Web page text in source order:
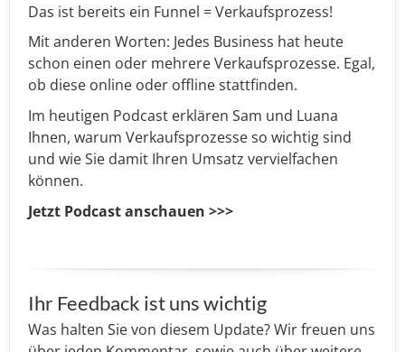
Das ist bereits ein Funnel = Verkaufsprozess!
Mit anderen Worten: Jedes Business hat heute
schon einen oder mehrere Verkaufsprozesse. Egal,
ob diese online oder offline stattfinden.
Im heutigen Podcast erklären Sam und Luana
Ihnen, warum Verkaufsprozesse so wichtig sind
und wie Sie damit Ihren Umsatz vervielfachen
können.
Jetzt Podcast anschauen >>>
Ihr Feedback ist uns wichtig
Was halten Sie von diesem Update? Wir freuen uns